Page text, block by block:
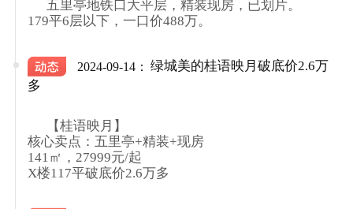
179平6层以下，一口价488万。
2024-09-14： 绿城美的桂语映月破底价2.6万
多
核心卖点：五里亭+精装+现房
141㎡，27999元/起
X楼117平破底价2.6万多